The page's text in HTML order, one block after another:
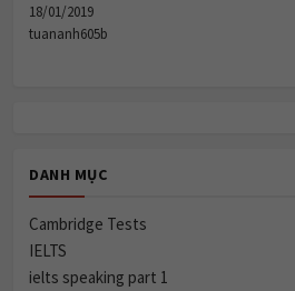
18/01/2019
tuananh605b
DANH MỤC
Cambridge Tests
IELTS
ielts speaking part 1